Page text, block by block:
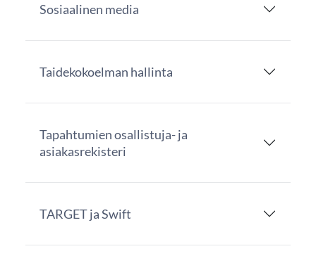
Sosiaalinen media
Taidekokoelman hallinta
Tapahtumien osallistuja- ja
asiakasrekisteri
TARGET ja Swift